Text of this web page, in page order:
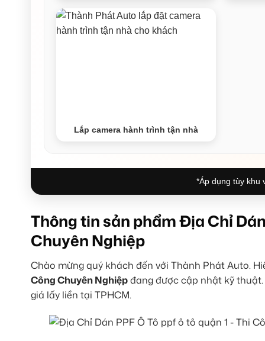
Lắp camera hành trình tận nhà
*Áp dụng tùy khu
Thông tin sản phẩm Địa Chỉ
Chuyên Nghiệp
Chào mừng quý khách đến với Thành Phát Auto.
Công Chuyên Nghiệpđang được cập nhật kỹ
giá lấy liền tại TPHCM.